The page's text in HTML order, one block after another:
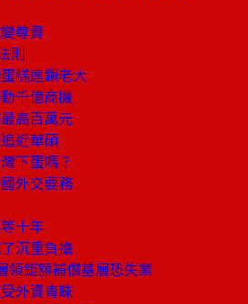
尊貴
則
糕連鎖老大
千億商機
高百萬元
近華碩
下蛋嗎？
外交要務
十年
沉重負擔
領鉅額補償基層恐失業
外資青睞